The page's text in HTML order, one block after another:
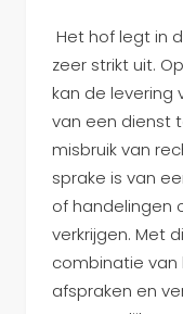
Het hof legt in
zeer strikt uit.
kan de levering
van een dienst
misbruik van
sprake is van
of handelingen
verkrijgen. Met
combinatie
afspraken en